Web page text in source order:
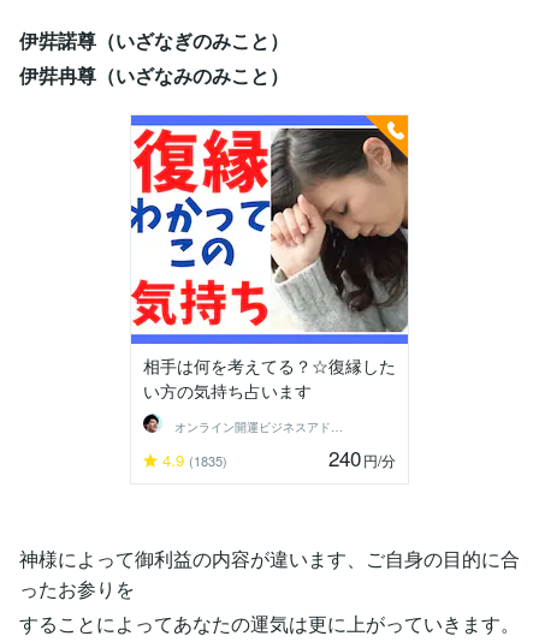
伊弉諾尊（いざなぎのみこと）
伊弉冉尊（いざなみのみこと）
相手は何を考えてる？☆復縁した
い方の気持ち占います
オンライン開運ビジネスアドバイザー＠志念
4.9 (1835) 240円/分
神様によって御利益の内容が違います、ご自身の目的に合
ったお参りを
することによってあなたの運気は更に上がっていきます。